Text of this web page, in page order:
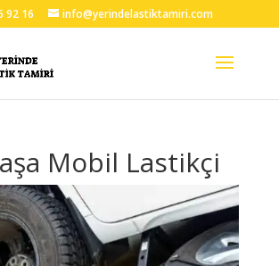
92 16 info@yerindelastiktamiri.com
Mobil Lastikçi